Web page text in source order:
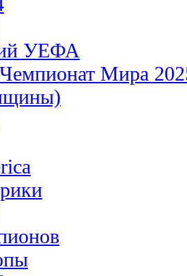
УЕФА
Мира